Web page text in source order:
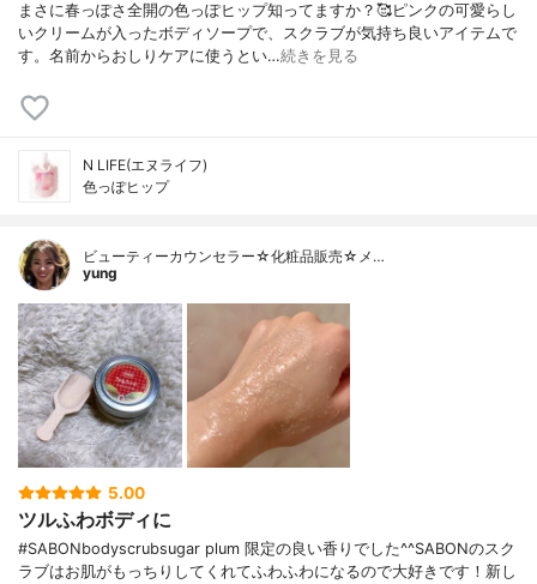
まさに春っぽさ全開の色っぽヒップ知ってますか？🥰ピンクの可愛らし
いクリームが入ったボディソープで、スクラブが気持ち良いアイテムで
す。名前からおしりケアに使うとい…続きを見る
N LIFE(エヌライフ)
色っぽヒップ
ビューティーカウンセラー☆化粧品販売☆メ…
yung
5.00
ツルふわボディに
#SABONbodyscrubsugar plum 限定の良い香りでした^^SABONのスク
ラブはお肌がもっちりしてくれてふわふわになるので大好きです！新し